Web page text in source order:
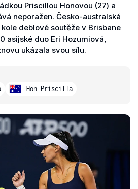
Priscillou Honovou (27) a
neporažen. Česko-australská
deblové soutěže v Brisbane
asijské duo Eri Hozumiová,
ukázala svou sílu.
Hon Priscilla